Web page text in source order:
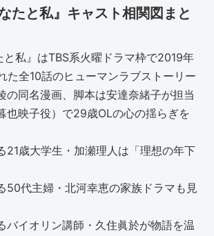
たと私』キャスト相関図まと
と私』はTBS系火曜ドラマ枠で2019年
た全10話のヒューマンラブストーリー
の同名漫画、脚本は安達奈緒子が担当
也映子役）で29歳OLの心の揺らぎを
21歳大学生・加瀬理人は「理想の年下
50代主婦・北河幸恵の家族ドラマも見
バイオリン講師・久住眞於が物語を温